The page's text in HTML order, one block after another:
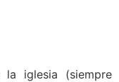
iglesia (siempre